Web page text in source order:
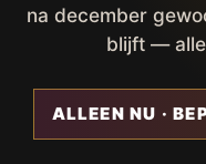
na december
blijft —
ALLEEN NU ·